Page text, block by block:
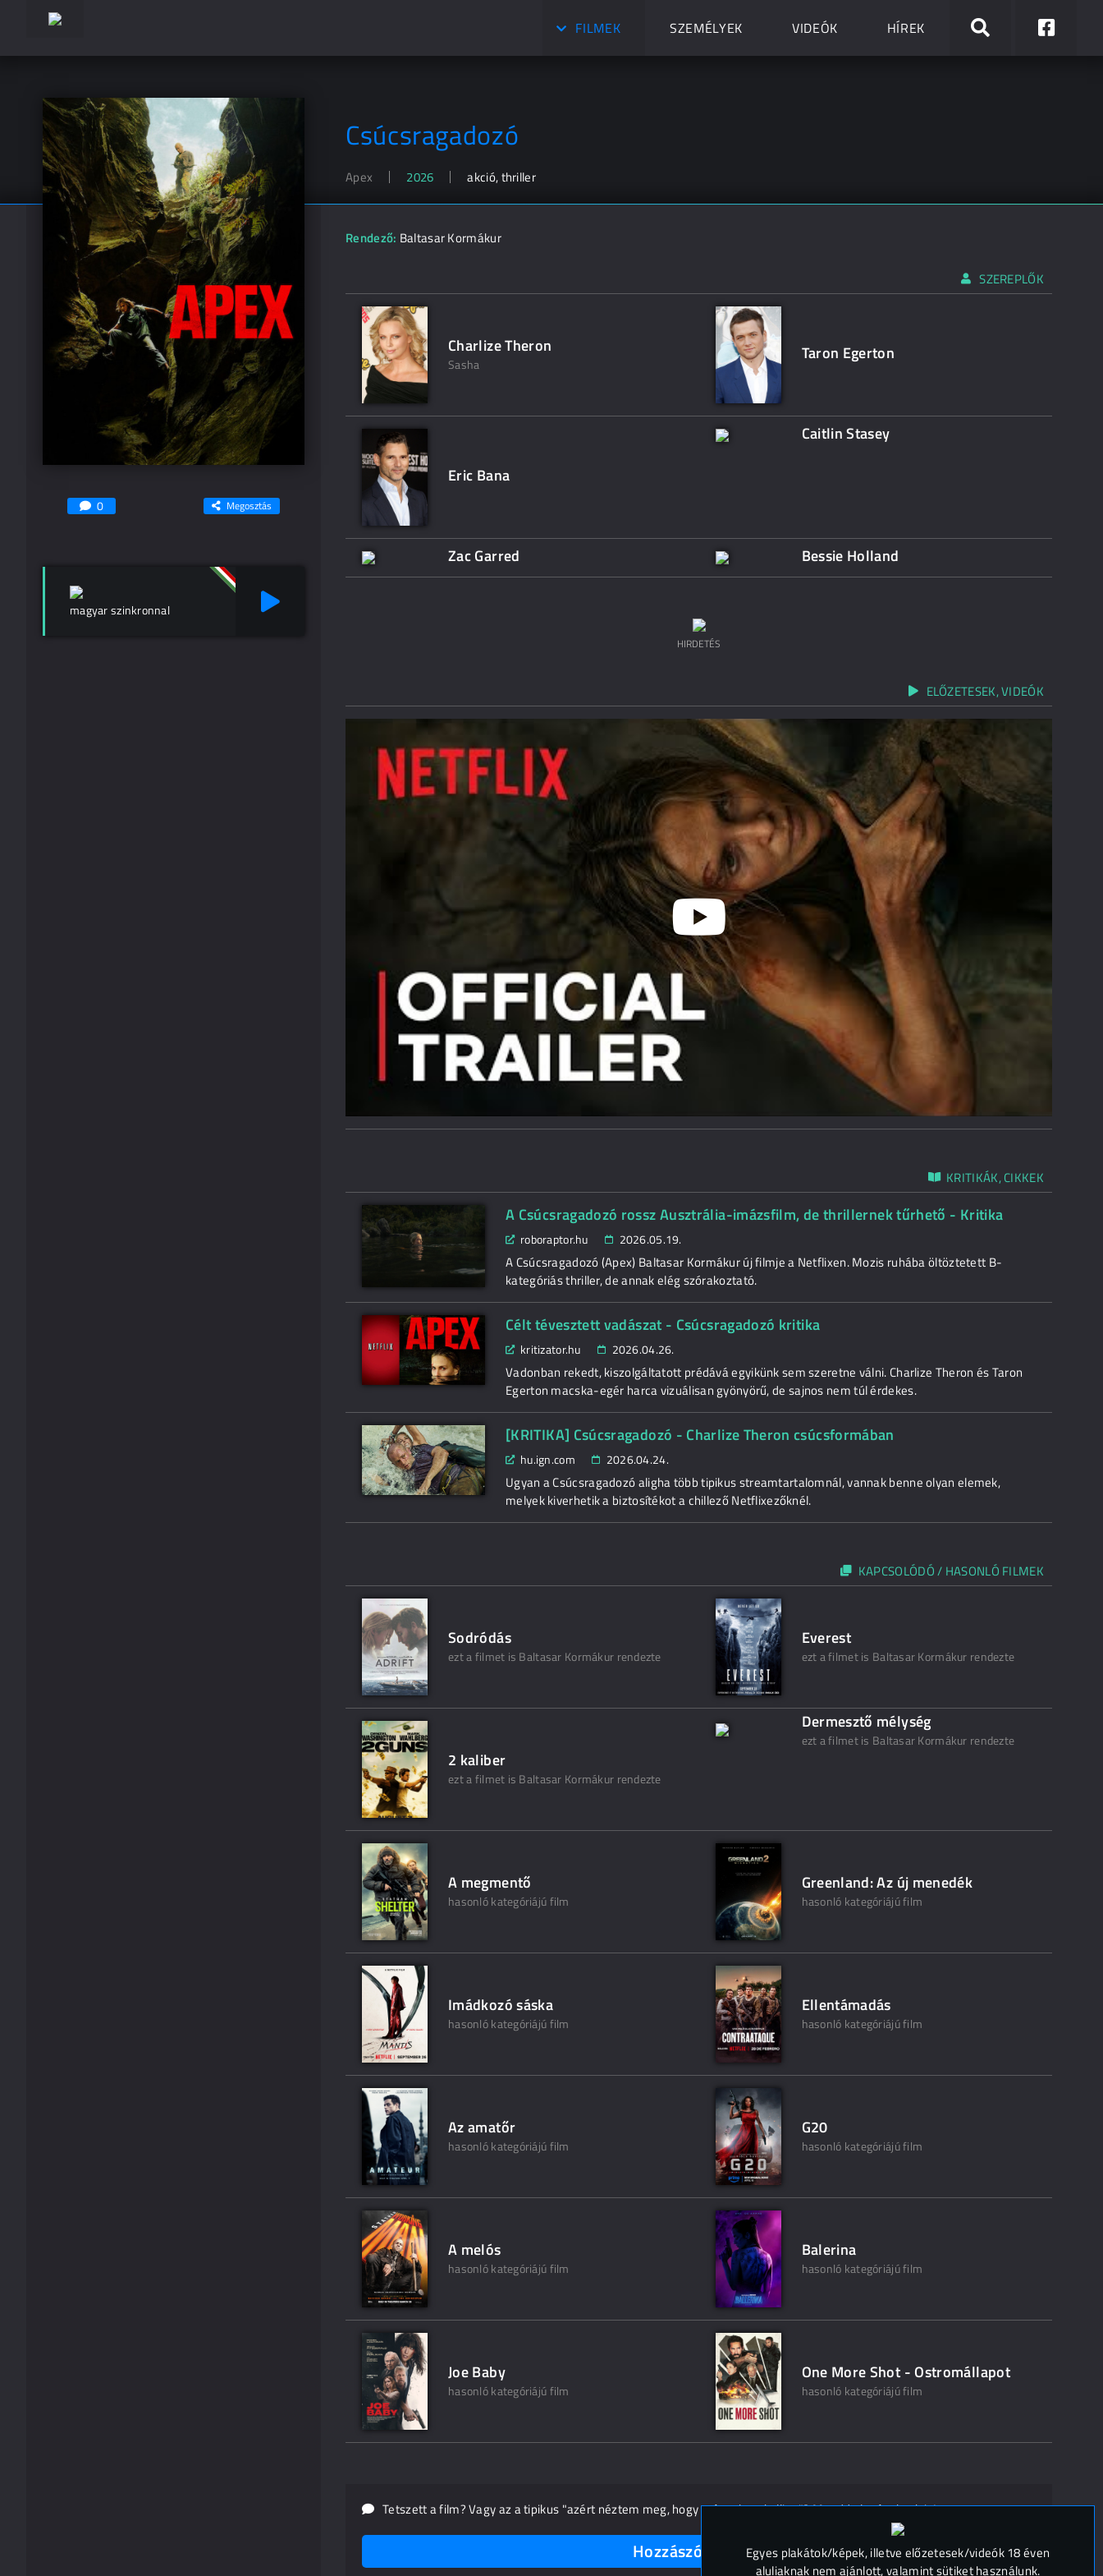
FILMEK SZEMÉLYEK VIDEÓK HÍREK
Csúcsragadozó
Apex 2026 akció, thriller
0 Megosztás
magyar szinkronnal
Rendező: Baltasar Kormákur
SZEREPLŐK
Charlize Theron
Sasha
Taron Egerton
Eric Bana
Caitlin Stasey
Zac Garred Bessie Holland
HIRDETÉS
ELŐZETESEK, VIDEÓK
KRITIKÁK, CIKKEK
A Csúcsragadozó rossz Ausztrália-imázsfilm, de thrillernek tűrhető - Kritika
roboraptor.hu 2026.05.19.
A Csúcsragadozó (Apex) Baltasar Kormákur új filmje a Netflixen. Mozis ruhába öltöztetett B-
kategóriás thriller, de annak elég szórakoztató.
Célt tévesztett vadászat - Csúcsragadozó kritika
kritizator.hu 2026.04.26.
Vadonban rekedt, kiszolgáltatott prédává egyikünk sem szeretne válni. Charlize Theron és Taron
Egerton macska-egér harca vizuálisan gyönyörű, de sajnos nem túl érdekes.
[KRITIKA] Csúcsragadozó - Charlize Theron csúcsformában
hu.ign.com 2026.04.24.
Ugyan a Csúcsragadozó aligha több tipikus streamtartalomnál, vannak benne olyan elemek,
melyek kiverhetik a biztosítékot a chillező Netflixezőknél.
KAPCSOLÓDÓ / HASONLÓ FILMEK
Sodródás
ezt a filmet is Baltasar Kormákur rendezte
Everest
ezt a filmet is Baltasar Kormákur rendezte
2 kaliber
ezt a filmet is Baltasar Kormákur rendezte
Dermesztő mélység
ezt a filmet is Baltasar Kormákur rendezte
A megmentő
hasonló kategóriájú film
Greenland: Az új menedék
hasonló kategóriájú film
Imádkozó sáska
hasonló kategóriájú film
Ellentámadás
hasonló kategóriájú film
Az amatőr
hasonló kategóriájú film
G20
hasonló kategóriájú film
A melós
hasonló kategóriájú film
Balerina
hasonló kategóriájú film
Joe Baby
hasonló kategóriájú film
One More Shot - Ostromállapot
hasonló kategóriájú film
Tetszett a film? Vagy az a tipikus "azért néztem meg, hogy másnak ne kelljen"? Mondd el másoknak is!
Hozzászólások (0)
Egyes plakátok/képek, illetve előzetesek/videók 18 éven
aluliaknak nem ajánlott, valamint sütiket használunk.